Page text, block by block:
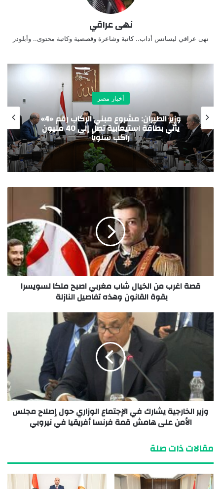
نهى عراقي
نهى عراقي ليسانس أداب.. كاتبة وشاعرة وقصصية وكاتبة محتوى.. وأبلودر
أخبار مصر
مدينة الدواء المصرية تستقبل “چبتو فارما”
ومجموعة باشا الجيبوتية تدشنان شراكة
استراتيجية لدعم الأمن الدوائي
قصة اغرب من الخيال شاب مغربي اصبح ملكا لسويسرا
بقوة القانون وهذه تفاصيل النازلة
وزير الخارجية يشارك في الإجتماع الوزاري حول إصلاح مجلس
الأمن على هامش قمة فرنسا أفريقيا في نيروبي
مقالات ذات صلة